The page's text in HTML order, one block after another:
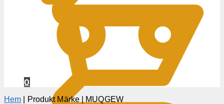
0
Hem Produkt Märke| MUQGEW